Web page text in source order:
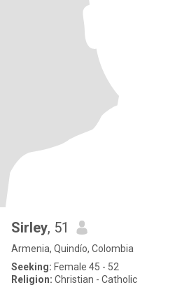
Sirley, 51
Armenia, Quindío, Colombia
Seeking: Female 45 - 52
Religion: Christian - Catholic